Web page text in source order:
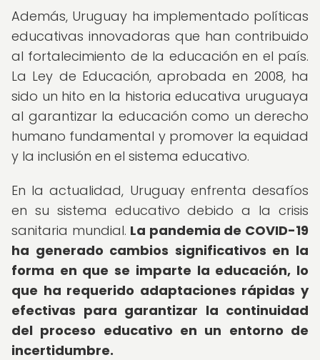
Además, Uruguay ha implementado políticas
educativas innovadoras que han contribuido
al fortalecimiento de la educación en el país.
La Ley de Educación, aprobada en 2008, ha
sido un hito en la historia educativa uruguaya
al garantizar la educación como un derecho
humano fundamental y promover la equidad
y la inclusión en el sistema educativo.
En la actualidad, Uruguay enfrenta desafíos
en su sistema educativo debido a la crisis
sanitaria mundial. La pandemia de COVID-19
ha generado cambios significativos en la
forma en que se imparte la educación, lo
que ha requerido adaptaciones rápidas y
efectivas para garantizar la continuidad
del proceso educativo en un entorno de
incertidumbre.